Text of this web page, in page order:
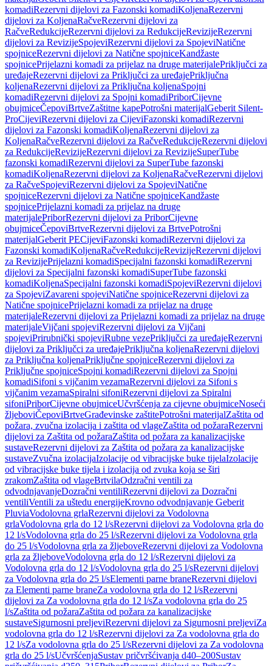
komadiRezervni dijelovi za Fazonski komadiKoljenaRezervni
dijelovi za KoljenaRačveRezervni dijelovi za
RačveRedukcijeRezervni dijelovi za RedukcijeRevizijeRezervni
dijelovi za RevizijeSpojeviRezervni dijelovi za SpojeviNatične
spojniceRezervni dijelovi za Natične spojniceKandžaste
spojnicePrijelazni komadi za prijelaz na druge materijalePriključci za
uređajeRezervni dijelovi za Priključci za uređajePriključna
koljenaRezervni dijelovi za Priključna koljenaSpojni
komadiRezervni dijelovi za Spojni komadiPriborCijevne
obujmiceČepoviBrtveZaštitne kapePotrošni materijalGeberit Silent-
ProCijeviRezervni dijelovi za CijeviFazonski komadiRezervni
dijelovi za Fazonski komadiKoljenaRezervni dijelovi za
KoljenaRačveRezervni dijelovi za RačveRedukcijeRezervni dijelovi
za RedukcijeRevizijeRezervni dijelovi za RevizijeSuperTube
fazonski komadiRezervni dijelovi za SuperTube fazonski
komadiKoljenaRezervni dijelovi za KoljenaRačveRezervni dijelovi
za RačveSpojeviRezervni dijelovi za SpojeviNatične
spojniceRezervni dijelovi za Natične spojniceKandžaste
spojnicePrijelazni komadi za prijelaz na druge
materijalePriborRezervni dijelovi za PriborCijevne
obujmiceČepoviBrtveRezervni dijelovi za BrtvePotrošni
materijalGeberit PECijeviFazonski komadiRezervni dijelovi za
Fazonski komadiKoljenaRačveRedukcijeRevizijeRezervni dijelovi
za RevizijePrijelazni komadiSpecijalni fazonski komadiRezervni
dijelovi za Specijalni fazonski komadiSuperTube fazonski
komadiKoljenaSpecijalni fazonski komadiSpojeviRezervni dijelovi
za SpojeviZavareni spojeviNatične spojniceRezervni dijelovi za
Natične spojnicePrijelazni komadi za prijelaz na druge
materijaleRezervni dijelovi za Prijelazni komadi za prijelaz na druge
materijaleVijčani spojeviRezervni dijelovi za Vijčani
spojeviPrirubnički spojeviRubne vezePriključci za uređajeRezervni
dijelovi za Priključci za uređajePriključna koljenaRezervni dijelovi
za Priključna koljenaPriključne spojniceRezervni dijelovi za
Priključne spojniceSpojni komadiRezervni dijelovi za Spojni
komadiSifoni s vijčanim vezamaRezervni dijelovi za Sifoni s
vijčanim vezamaSpiralni sifoniRezervni dijelovi za Spiralni
sifoniPriborCijevne obujmiceUčvršćenja za cijevne obujmiceNoseći
žljeboviČepoviBrtveGrađevinske zaštitePotrošni materijalZaštita od
požara, zvučna izolacija i zaštita od vlageZaštita od požaraRezervni
dijelovi za Zaštita od požaraZaštita od požara za kanalizacijske
sustaveRezervni dijelovi za Zaštita od požara za kanalizacijske
sustaveZvučna izolacijaIzolacije od vibracijske buke tijelaIzolacije
od vibracijske buke tijela i izolacija od zvuka koja se širi
zrakomZaštita od vlageBrtvilaOdzračni ventili za
odvodnjavanjeDozračni ventiliRezervni dijelovi za Dozračni
ventiliVentili za uštedu energijeKrovno odvodnjavanje Geberit
PluviaVodolovna grlaRezervni dijelovi za Vodolovna
grlaVodolovna grla do 12 l/sRezervni dijelovi za Vodolovna grla do
12 l/sVodolovna grla do 25 l/sRezervni dijelovi za Vodolovna grla
do 25 l/sVodolovna grla za žljeboveRezervni dijelovi za Vodolovna
grla za žljeboveVodolovna grla do 12 l/sRezervni dijelovi za
Vodolovna grla do 12 l/sVodolovna grla do 25 l/sRezervni dijelovi
za Vodolovna grla do 25 l/sElementi parne braneRezervni dijelovi
za Elementi parne braneZa vodolovna grla do 12 l/sRezervni
dijelovi za Za vodolovna grla do 12 l/sZa vodolovna grla do 25
l/sZaštita od požaraZaštita od požara za kanalizacijske
sustaveSigurnosni preljeviRezervni dijelovi za Sigurnosni preljeviZa
vodolovna grla do 12 l/sRezervni dijelovi za Za vodolovna grla do
12 l/sZa vodolovna grla do 25 l/sRezervni dijelovi za Za vodolovna
grla do 25 l/sUčvršćenjaSustav pričvršćivanja d40–200Sustav